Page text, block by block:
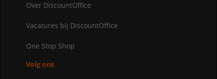
Over DiscountOffice
Vacatures bij DiscountOffice
One Stop Shop
Volg ons